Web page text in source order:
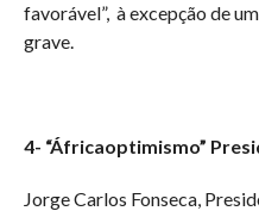
favorável”, à excepção de
grave.
4- “Áfricaoptimismo”
Jorge Carlos Fonseca,